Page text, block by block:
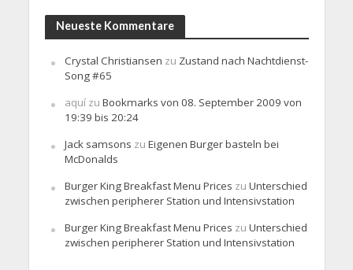
Neueste Kommentare
Crystal Christiansen zu Zustand nach Nachtdienst-
Song #65
aquízu Bookmarks von 08. September 2009 von
19:39 bis 20:24
Jack samsons zu Eigenen Burger basteln bei
McDonalds
Burger King Breakfast Menu Prices zu Unterschied
zwischen peripherer Station und Intensivstation
Burger King Breakfast Menu Prices zu Unterschied
zwischen peripherer Station und Intensivstation